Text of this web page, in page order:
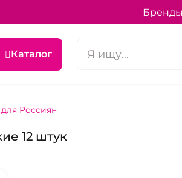
Бренды
Каталог
Россиян
12 штук